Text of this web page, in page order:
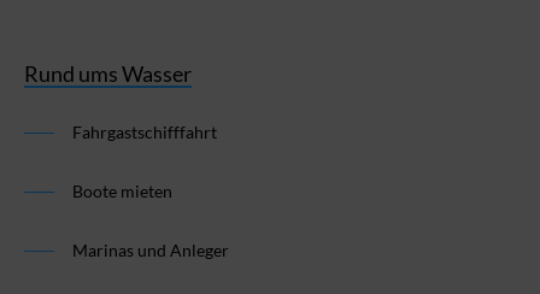
Rund ums Wasser
Fahrgastschifffahrt
Boote mieten
Marinas und Anleger